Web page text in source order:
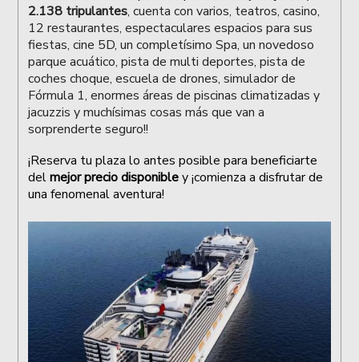
2.138 tripulantes, cuenta con varios, teatros, casino,
12 restaurantes, espectaculares espacios para sus
fiestas, cine 5D, un completísimo Spa, un novedoso
parque acuático, pista de multi deportes, pista de
coches choque, escuela de drones, simulador de
Fórmula 1, enormes áreas de piscinas climatizadas y
jacuzzis y muchísimas cosas más que van a
sorprenderte seguro!!
¡Reserva tu plaza lo antes posible para beneficiarte
delmejor precio disponibley ¡comienza a disfrutar de
una fenomenal aventura!